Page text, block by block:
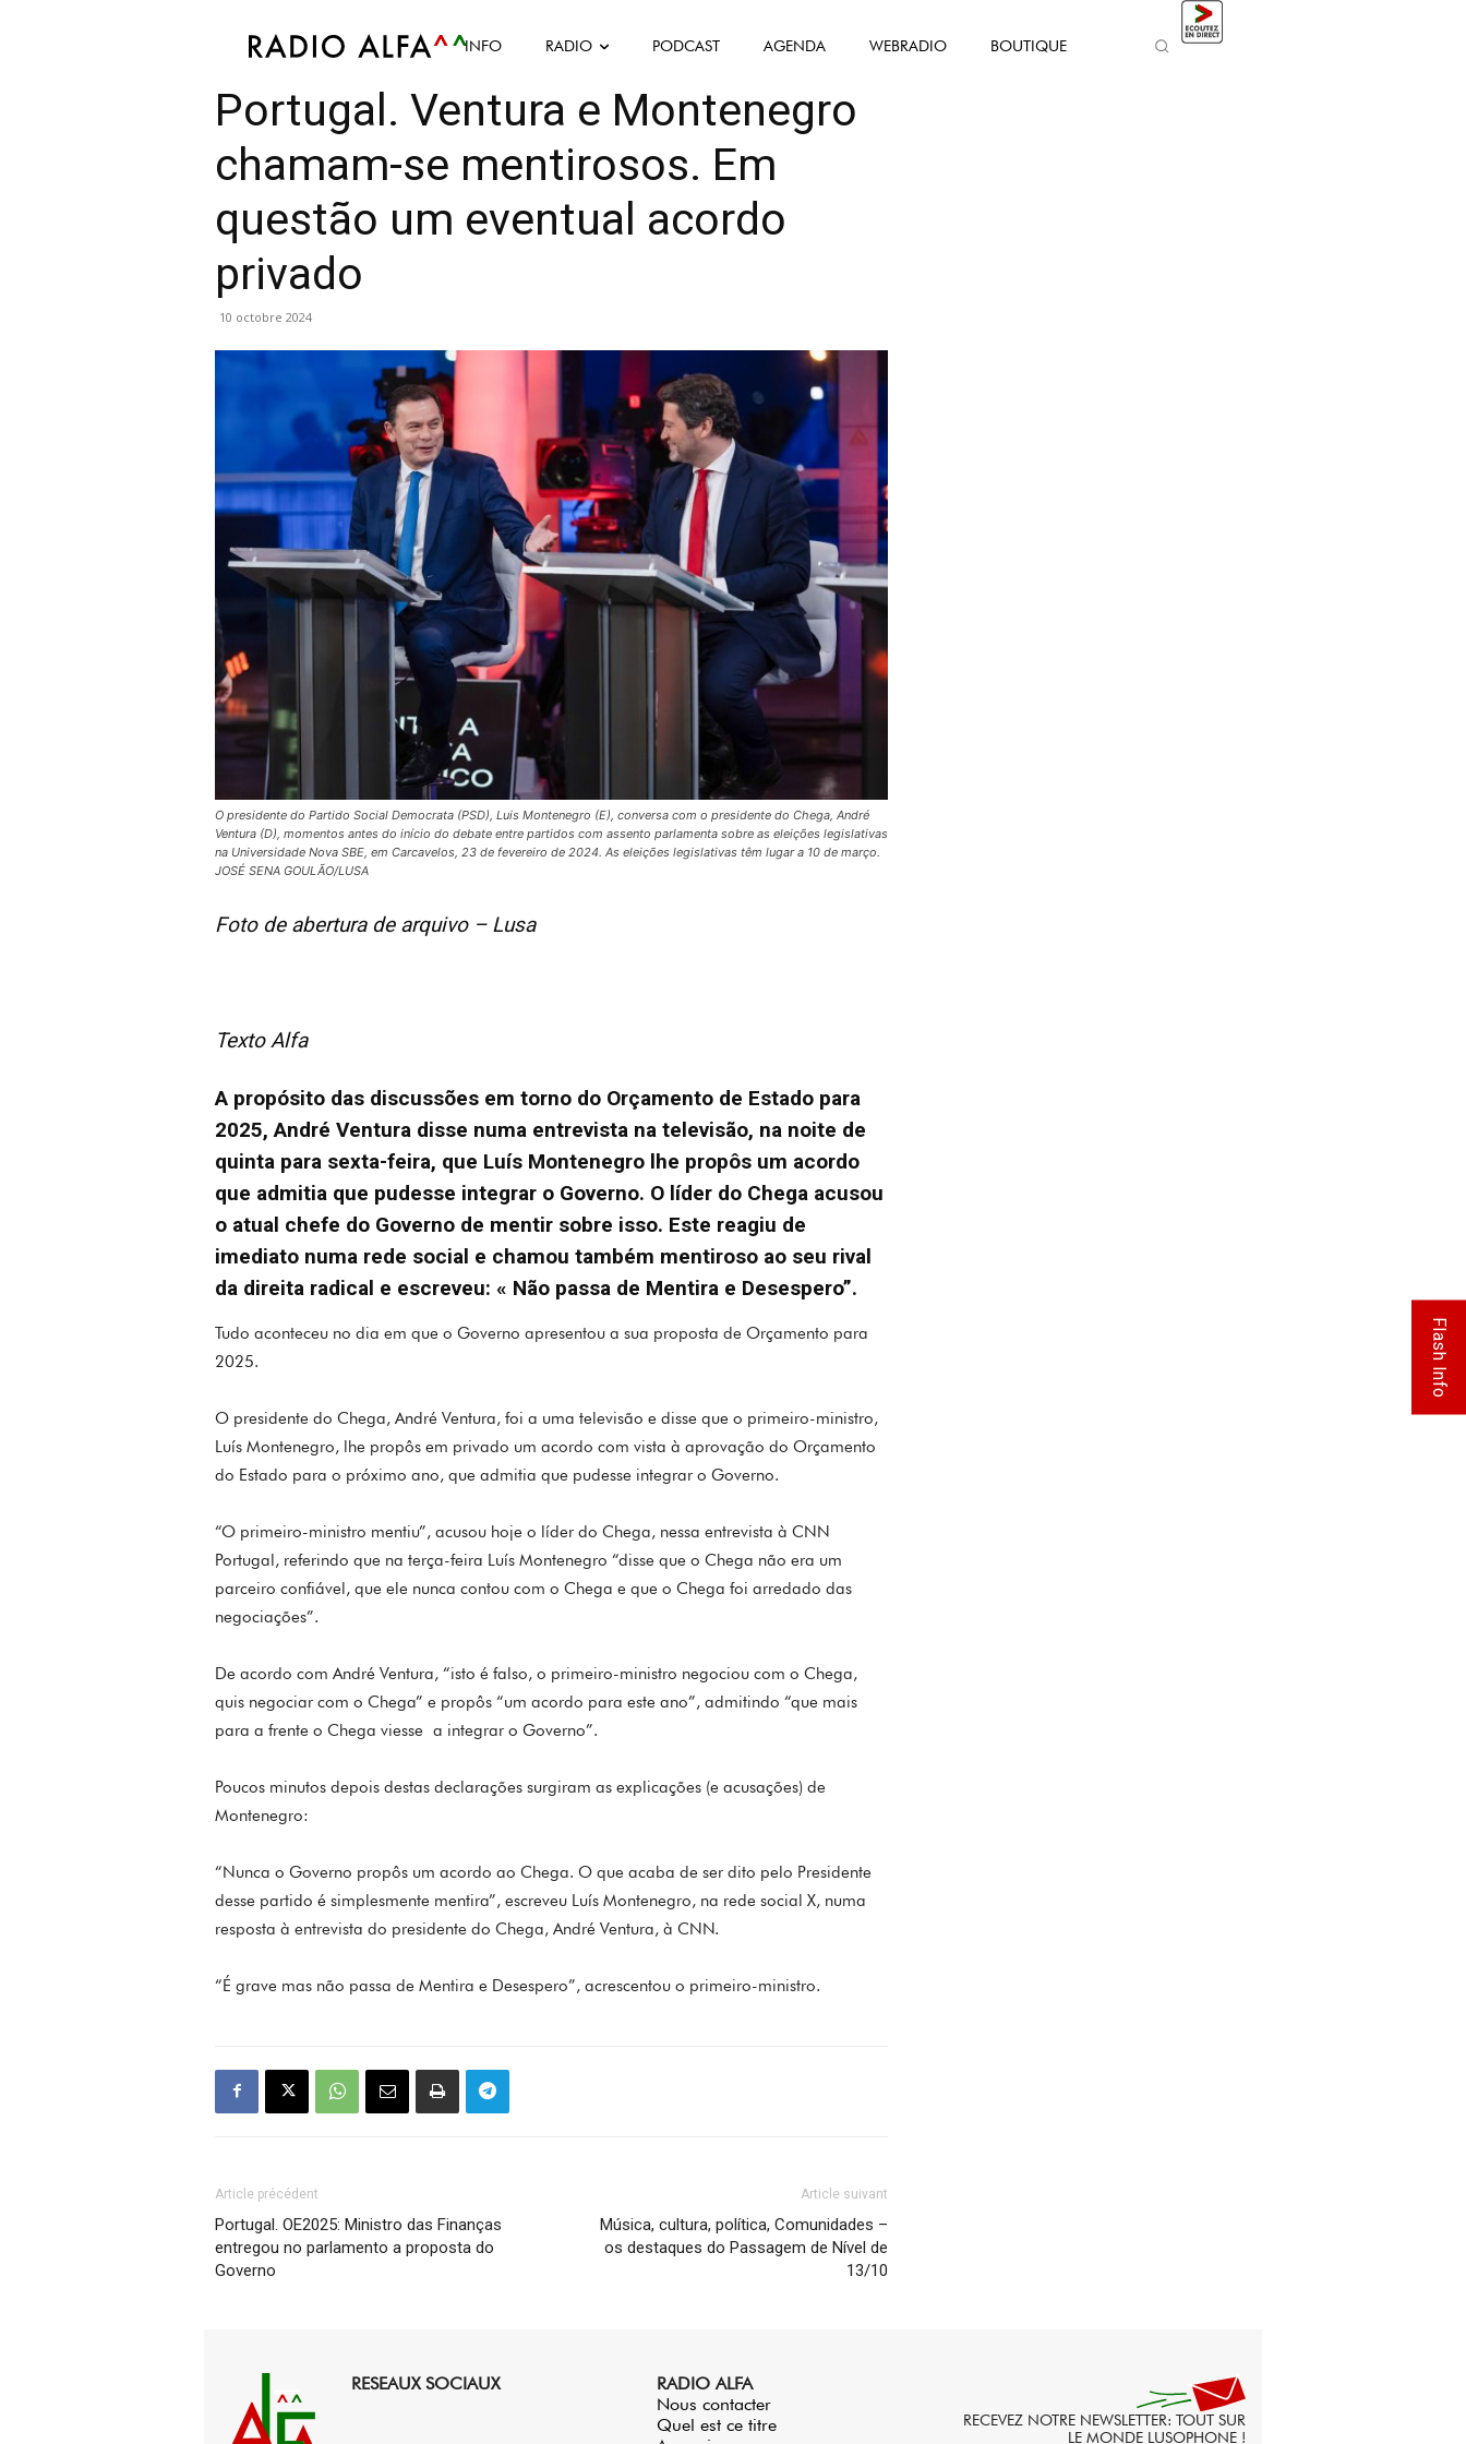
INFO RADIO PODCAST AGENDA WEBRADIO BOUTIQUE
Article Mis en avant Politique
Portugal. Ventura e Montenegro
chamam-se mentirosos. Em
questão um eventual acordo
privado
10 octobre 2024
O presidente do Partido Social Democrata (PSD), Luis Montenegro (E), conversa com o presidente do Chega, André
Ventura (D), momentos antes do início do debate entre partidos com assento parlamenta sobre as eleições legislativas
na Universidade Nova SBE, em Carcavelos, 23 de fevereiro de 2024. As eleições legislativas têm lugar a 10 de março.
JOSÉ SENA GOULÃO/LUSA
Foto de abertura de arquivo – Lusa
Texto Alfa
A propósito das discussões em torno do Orçamento de Estado para
2025, André Ventura disse numa entrevista na televisão, na noite de
quinta para sexta-feira, que Luís Montenegro lhe propôs um acordo
que admitia que pudesse integrar o Governo. O líder do Chega acusou
o atual chefe do Governo de mentir sobre isso. Este reagiu de
imediato numa rede social e chamou também mentiroso ao seu rival
da direita radical e escreveu: « Não passa de Mentira e Desespero”.
Tudo aconteceu no dia em que o Governo apresentou a sua proposta de Orçamento para
2025.
O presidente do Chega, André Ventura, foi a uma televisão e disse que o primeiro-ministro,
Luís Montenegro, lhe propôs em privado um acordo com vista à aprovação do Orçamento
do Estado para o próximo ano, que admitia que pudesse integrar o Governo.
“O primeiro-ministro mentiu”, acusou hoje o líder do Chega, nessa entrevista à CNN
Portugal, referindo que na terça-feira Luís Montenegro “disse que o Chega não era um
parceiro confiável, que ele nunca contou com o Chega e que o Chega foi arredado das
negociações”.
De acordo com André Ventura, “isto é falso, o primeiro-ministro negociou com o Chega,
quis negociar com o Chega” e propôs “um acordo para este ano”, admitindo “que mais
para a frente o Chega viesse a integrar o Governo”.
Poucos minutos depois destas declarações surgiram as explicações (e acusações) de
Montenegro:
“Nunca o Governo propôs um acordo ao Chega. O que acaba de ser dito pelo Presidente
desse partido é simplesmente mentira”, escreveu Luís Montenegro, na rede social X, numa
resposta à entrevista do presidente do Chega, André Ventura, à CNN.
“É grave mas não passa de Mentira e Desespero”, acrescentou o primeiro-ministro.
Article précédent
Portugal. OE2025: Ministro das Finanças
entregou no parlamento a proposta do
Governo
Article suivant
Música, cultura, política, Comunidades –
os destaques do Passagem de Nível de
13/10
RESEAUX SOCIAUX
RADIO ALFA
Nous contacter
Quel est ce titre
RECEVEZ NOTRE NEWSLETTER: TOUT SUR
LE MONDE LUSOPHONE !
Flash Info